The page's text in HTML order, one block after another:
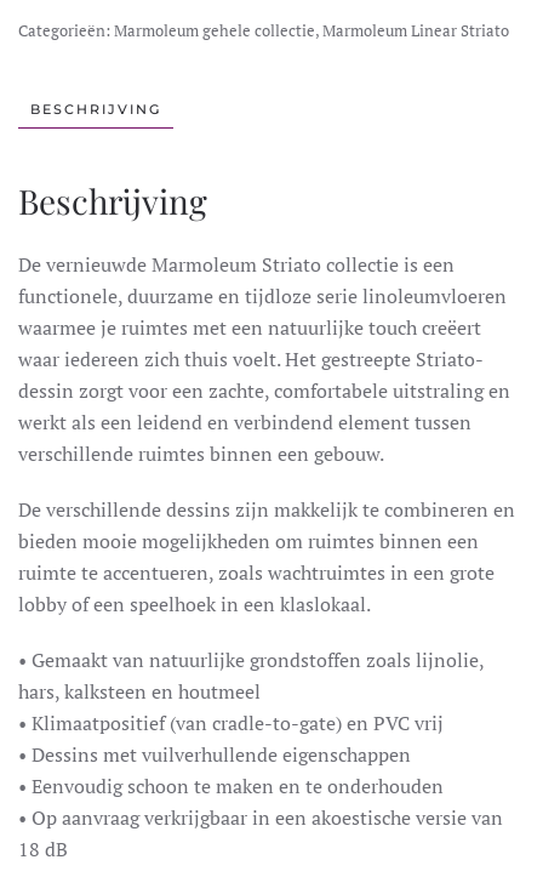
Categorieën: Marmoleum gehele collectie,Marmoleum Linear Striato
BESCHRIJVING
Beschrijving
De vernieuwde Marmoleum Striato collectie is een
functionele, duurzame en tijdloze serie linoleumvloeren
waarmee je ruimtes met een natuurlijke touch creëert
waar iedereen zich thuis voelt. Het gestreepte Striato-
dessin zorgt voor een zachte, comfortabele uitstraling en
werkt als een leidend en verbindend element tussen
verschillende ruimtes binnen een gebouw.
De verschillende dessins zijn makkelijk te combineren en
bieden mooie mogelijkheden om ruimtes binnen een
ruimte te accentueren, zoals wachtruimtes in een grote
lobby of een speelhoek in een klaslokaal.
• Gemaakt van natuurlijke grondstoffen zoals lijnolie,
hars, kalksteen en houtmeel
• Klimaatpositief (van cradle-to-gate) en PVC vrij
• Dessins met vuilverhullende eigenschappen
• Eenvoudig schoon te maken en te onderhouden
• Op aanvraag verkrijgbaar in een akoestische versie van
18 dB